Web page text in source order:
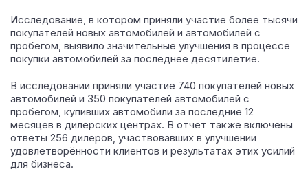
Исследование, в котором приняли участие более тысячи
покупателей новых автомобилей и автомобилей с
пробегом, выявило значительные улучшения в процессе
покупки автомобилей за последнее десятилетие.
В исследовании приняли участие 740 покупателей новых
автомобилей и 350 покупателей автомобилей с
пробегом, купивших автомобили за последние 12
месяцев в дилерских центрах. В отчет также включены
ответы 256 дилеров, участвовавших в улучшении
удовлетворённости клиентов и результатах этих усилий
для бизнеса.